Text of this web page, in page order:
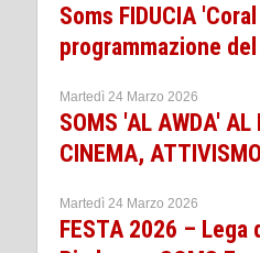
Soms FIDUCIA
programmazione
Martedì 24 Marzo 2026
SOMS 'AL AWDA' AL
CINEMA,
Martedì 24 Marzo 2026
FESTA 2026 – Lega